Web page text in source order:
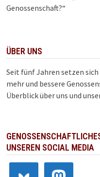
Genossenschaft?“
ÜBER UNS
Seit fünf Jahren setzen
mehr und bessere
Überblick über uns und
UNSEREN SOCIAL MEDIA